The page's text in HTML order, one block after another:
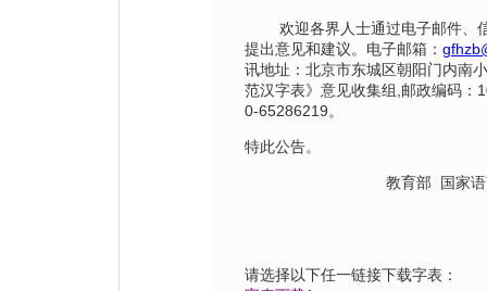
欢迎各界人士通过电子邮件、
提出意见和建议。电子邮箱：
讯地址：北京市东城区朝阳门内南
范汉字表》意见收集组,邮政编码：
0-65286219。
特此公告。
教育部 国家
请选择以下任一链接下载字表：